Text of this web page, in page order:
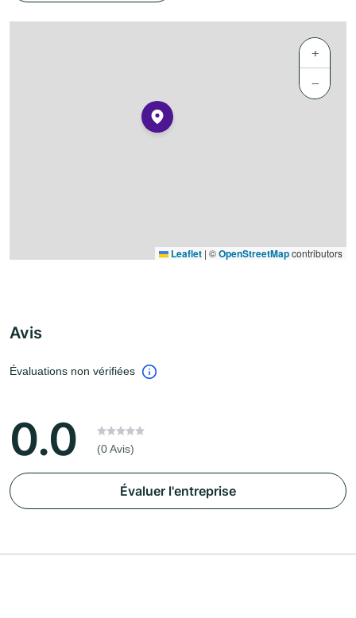
+
−
Leaflet | ©OpenStreetMapcontributors
Avis
Évaluations non vérifiées
0.0 (0 Avis)
Évaluer l'entreprise